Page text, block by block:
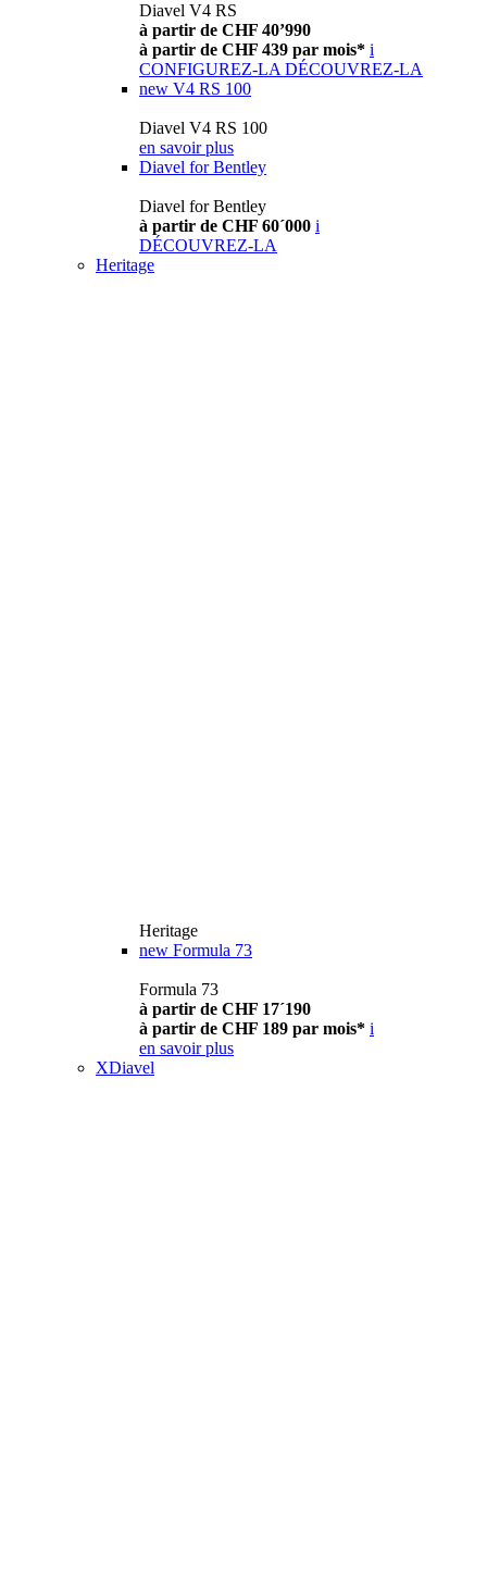
Diavel V4 RS
à partir de CHF 40’990
à partir de CHF 439 par mois* i
CONFIGUREZ-LA DÉCOUVREZ-LA
new V4 RS 100
Diavel V4 RS 100
en savoir plus
Diavel for Bentley
Diavel for Bentley
à partir de CHF 60´000 i
DÉCOUVREZ-LA
Heritage
Heritage
new Formula 73
Formula 73
à partir de CHF 17´190
à partir de CHF 189 par mois* i
en savoir plus
XDiavel